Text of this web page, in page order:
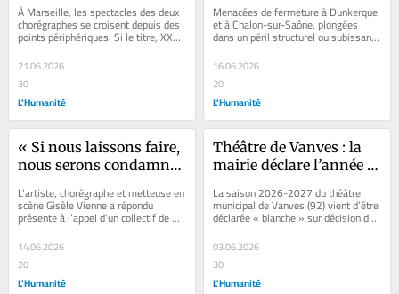
Romani
À Marseille, les spectacles des deux
chorégraphes se croisent depuis des
points périphériques. Si le titre, XXL,
incite à regarder la création...
21.06.2026
30
L'Humanité
un maillage territorial
en danger
Menacées de fermeture à Dunkerque
et à Chalon-sur-Saône, plongées
dans un péril structurel ou subissant
des atteintes à la liberté de...
16.06.2026
20
L'Humanité
« Si nous laissons faire,
nous serons condamnés
formatés de qualité
médiocre » : entretien
Gisèle Vienne
L’artiste, chorégraphe et metteuse en
scène Gisèle Vienne a répondu
présente à l’appel d'un collectif de
compagnies indépendantes pour...
14.06.2026
20
L'Humanité
Théâtre de Vanves : la
mairie déclare l’année «
saison 2026-2027
La saison 2026-2027 du théâtre
municipal de Vanves (92) vient d’être
déclarée « blanche » sur décision de
03.06.2026
30
L'Humanité